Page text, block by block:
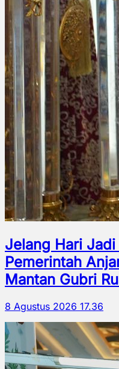
Jelang Hari
Pemerintah
Mantan Gubri
8 Agustus 2026 17.36